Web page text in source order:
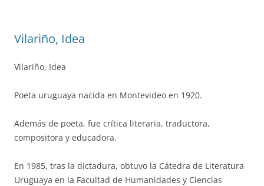
Vilariño, Idea
Vilariño, Idea
Poeta uruguaya nacida en Montevideo en 1920.
Además de poeta, fue crítica literaria, traductora,
compositora y educadora.
En 1985, tras la dictadura, obtuvo la Cátedra de Literatura
Uruguaya en la Facultad de Humanidades y Ciencias